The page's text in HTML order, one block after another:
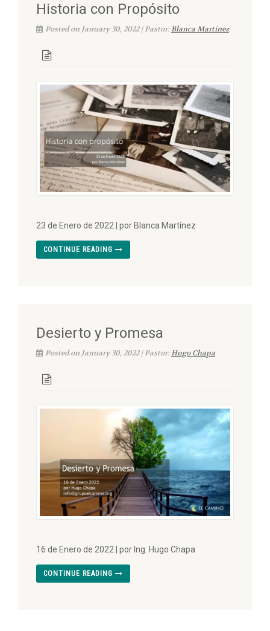
Historia con Propósito
Posted on January 30, 2022 | Pastor:Blanca Martínez
23 de Enero de 2022 | por Blanca Martínez
CONTINUE READING
Desierto y Promesa
Posted on January 30, 2022 | Pastor:Hugo Chapa
16 de Enero de 2022 | por Ing. Hugo Chapa
CONTINUE READING